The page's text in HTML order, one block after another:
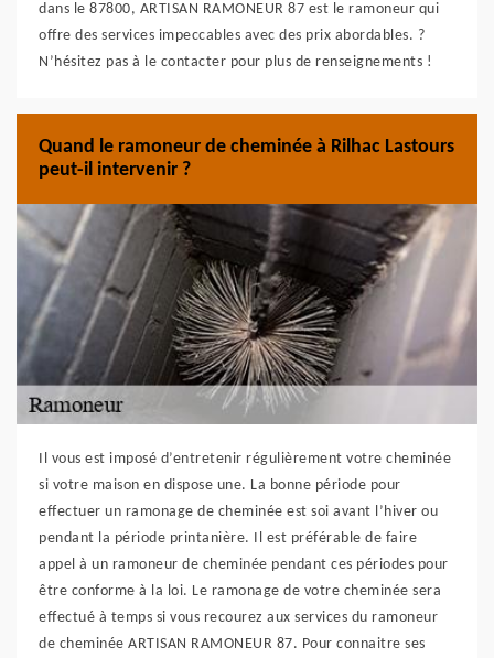
dans le 87800, ARTISAN RAMONEUR 87 est le ramoneur qui
offre des services impeccables avec des prix abordables. ?
N’hésitez pas à le contacter pour plus de renseignements !
Quand le ramoneur de cheminée à Rilhac Lastours
peut-il intervenir ?
Il vous est imposé d’entretenir régulièrement votre cheminée
si votre maison en dispose une. La bonne période pour
effectuer un ramonage de cheminée est soi avant l’hiver ou
pendant la période printanière. Il est préférable de faire
appel à un ramoneur de cheminée pendant ces périodes pour
être conforme à la loi. Le ramonage de votre cheminée sera
effectué à temps si vous recourez aux services du ramoneur
de cheminée ARTISAN RAMONEUR 87. Pour connaitre ses